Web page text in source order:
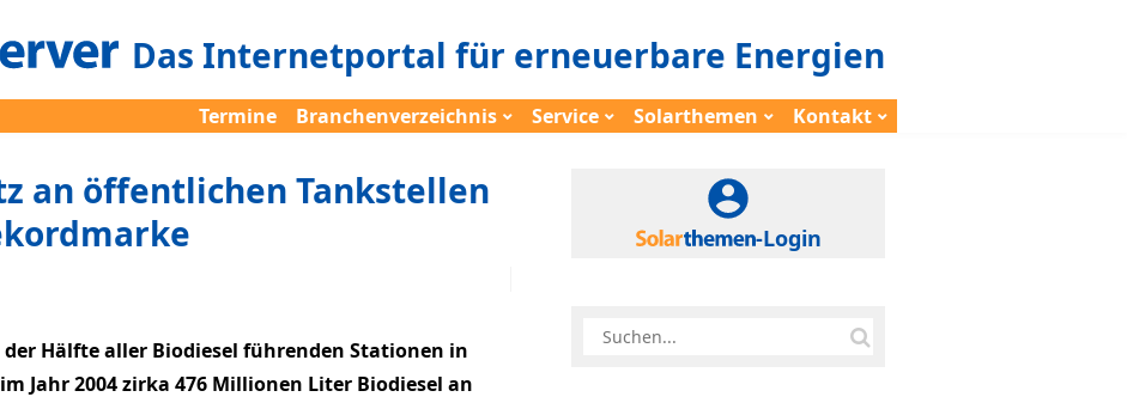
Das Internetportal für erneuerbare Energien
Termine Branchenverzeichnis Service Solarthemen Kontakt
an öffentlichen Tankstellen
Hälfte aller Biodiesel führenden Stationen in
Jahr 2004 zirka 476 Millionen Liter Biodiesel an
-Login